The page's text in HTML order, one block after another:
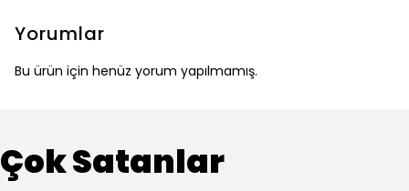
Yorumlar
Bu ürün için henüz yorum yapılmamış.
Çok Satanlar